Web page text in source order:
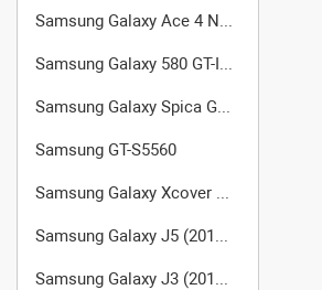
Samsung Galaxy Ace 4 Neo (SM-G318H/DS)
Samsung Galaxy 580 GT-I5800
Samsung Galaxy Spica GT-I5700
Samsung GT-S5560
Samsung Galaxy Xcover 2 GT-S7710
Samsung Galaxy J5 (2016) (SM-J510FN/DS)
Samsung Galaxy J3 (2016) SM-J320F/DS